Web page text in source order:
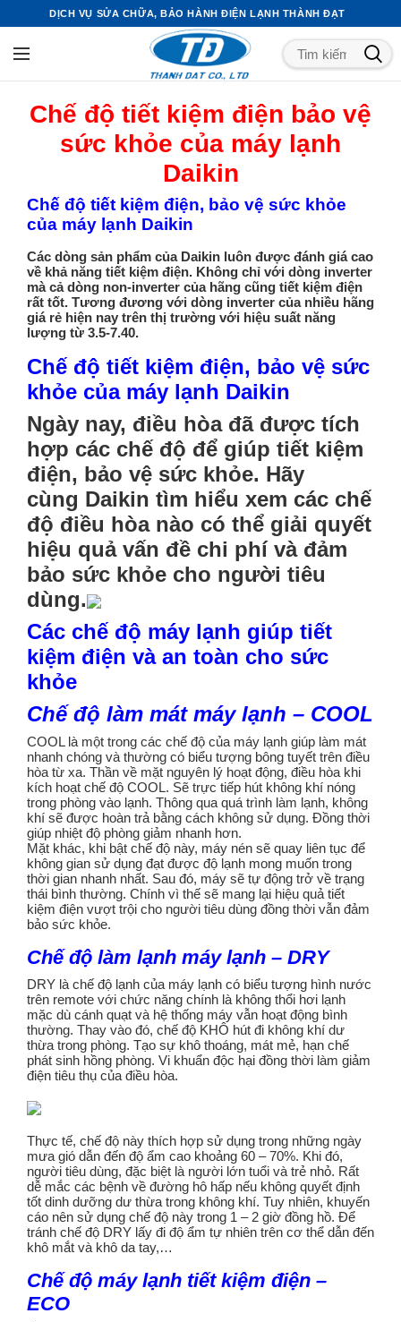
DỊCH VỤ SỬA CHỮA, BẢO HÀNH ĐIỆN LẠNH THÀNH ĐẠT
Chế độ tiết kiệm điện bảo vệ
sức khỏe của máy lạnh
Daikin
Chế độ tiết kiệm điện, bảo vệ sức khỏe
của máy lạnh Daikin
Các dòng sản phẩm của Daikin luôn được đánh giá cao
về khả năng tiết kiệm điện. Không chỉ với dòng inverter
mà cả dòng non-inverter của hãng cũng tiết kiệm điện
rất tốt. Tương đương với dòng inverter của nhiều hãng
giá rẻ hiện nay trên thị trường với hiệu suất năng
lượng từ 3.5-7.40.
Chế độ tiết kiệm điện, bảo vệ sức
khỏe của máy lạnh Daikin
Ngày nay, điều hòa đã được tích
hợp các chế độ để giúp tiết kiệm
điện, bảo vệ sức khỏe. Hãy
cùng Daikin tìm hiểu xem các chế
độ điều hòa nào có thể giải quyết
hiệu quả vấn đề chi phí và đảm
bảo sức khỏe cho người tiêu
dùng.
Các chế độ máy lạnh giúp tiết
kiệm điện và an toàn cho sức
khỏe
Chế độ làm mát máy lạnh – COOL
COOL là một trong các chế độ của máy lạnh giúp làm mát
nhanh chóng và thường có biểu tượng bông tuyết trên điều
hòa từ xa. Thần về mặt nguyên lý hoạt động, điều hòa khi
kích hoạt chế độ COOL. Sẽ trực tiếp hút không khí nóng
trong phòng vào lạnh. Thông qua quá trình làm lạnh, không
khí sẽ được hoàn trả bằng cách không sử dụng. Đồng thời
giúp nhiệt độ phòng giảm nhanh hơn.
Mặt khác, khi bật chế độ này, máy nén sẽ quay liên tục để
không gian sử dụng đạt được độ lạnh mong muốn trong
thời gian nhanh nhất. Sau đó, máy sẽ tự động trở về trạng
thái bình thường. Chính vì thế sẽ mang lại hiệu quả tiết
kiệm điện vượt trội cho người tiêu dùng đồng thời vẫn đảm
bảo sức khỏe.
Chế độ làm lạnh máy lạnh – DRY
DRY là chế độ lạnh của máy lạnh có biểu tượng hình nước
trên remote với chức năng chính là không thổi hơi lạnh
mặc dù cánh quạt và hệ thống máy vẫn hoạt động bình
thường. Thay vào đó, chế độ KHÔ hút đi không khí dư
thừa trong phòng. Tạo sự khô thoáng, mát mẻ, hạn chế
phát sinh hồng phòng. Vi khuẩn độc hại đồng thời làm giảm
điện tiêu thụ của điều hòa.
Thực tế, chế độ này thích hợp sử dụng trong những ngày
mưa gió dẫn đến độ ẩm cao khoảng 60 – 70%. Khi đó,
người tiêu dùng, đặc biệt là người lớn tuổi và trẻ nhỏ. Rất
dễ mắc các bệnh về đường hô hấp nếu không quyết định
tốt dinh dưỡng dư thừa trong không khí. Tuy nhiên, khuyến
cáo nên sử dụng chế độ này trong 1 – 2 giờ đồng hồ. Để
tránh chế độ DRY lấy đi độ ẩm tự nhiên trên cơ thể dẫn đến
khô mắt và khô da tay,…
Chế độ máy lạnh tiết kiệm điện –
ECO